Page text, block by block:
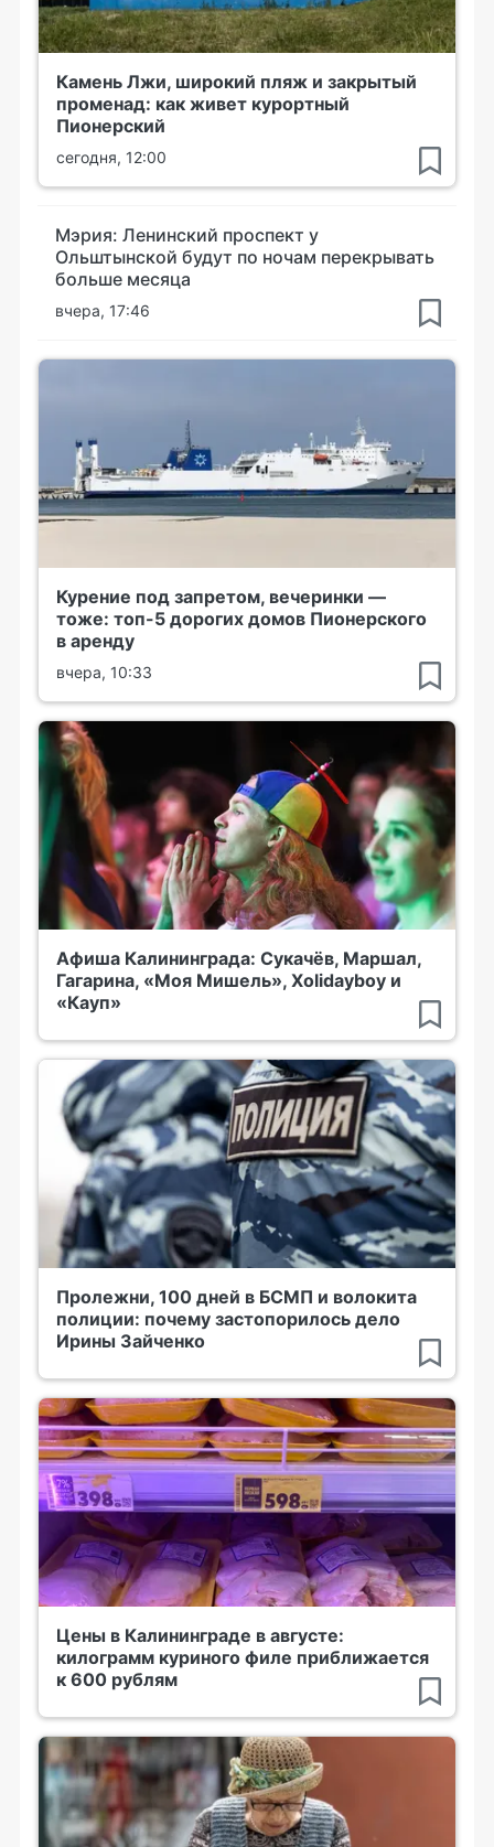
Камень Лжи, широкий пляж и закрытый
променад: как живет курортный
Пионерский
сегодня, 12:00
Мэрия: Ленинский проспект у
Ольштынской будут по ночам перекрывать
больше месяца
вчера, 17:46
Курение под запретом, вечеринки —
тоже: топ-5 дорогих домов Пионерского
в аренду
вчера, 10:33
Афиша Калининграда: Сукачёв, Маршал,
Гагарина, «Моя Мишель», Xolidayboy и
«Кауп»
Пролежни, 100 дней в БСМП и волокита
полиции: почему застопорилось дело
Ирины Зайченко
Цены в Калининграде в августе:
килограмм куриного филе приближается
к 600 рублям